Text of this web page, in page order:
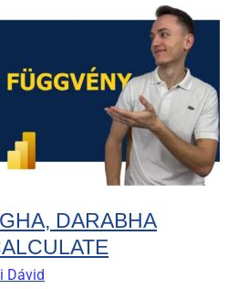
DARABHA
Dávid